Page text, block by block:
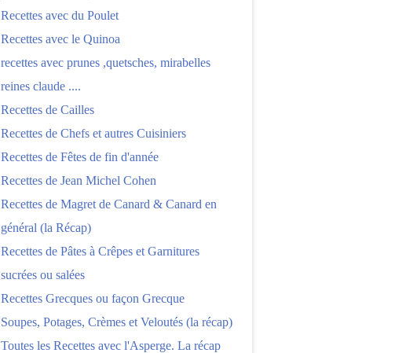
Recettes avec du Poulet
Recettes avec le Quinoa
recettes avec prunes ,quetsches, mirabelles
reines claude ....
Recettes de Cailles
Recettes de Chefs et autres Cuisiniers
Recettes de Fêtes de fin d'année
Recettes de Jean Michel Cohen
Recettes de Magret de Canard & Canard en
général (la Récap)
Recettes de Pâtes à Crêpes et Garnitures
sucrées ou salées
Recettes Grecques ou façon Grecque
Soupes, Potages, Crèmes et Veloutés (la récap)
Toutes les Recettes avec l'Asperge. La récap